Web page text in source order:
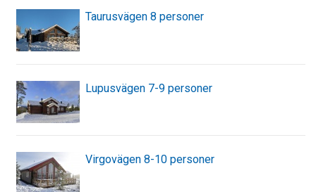
Taurusvägen 8 personer
Lupusvägen 7-9 personer
Virgovägen 8-10 personer